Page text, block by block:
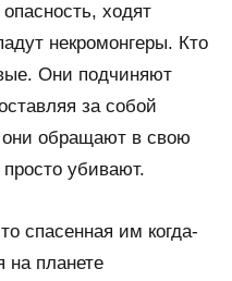
ходят
некромонгеры. Кто
Они подчиняют
за собой
обращают в свою
просто убивают.
спасенная им когда-
на планете